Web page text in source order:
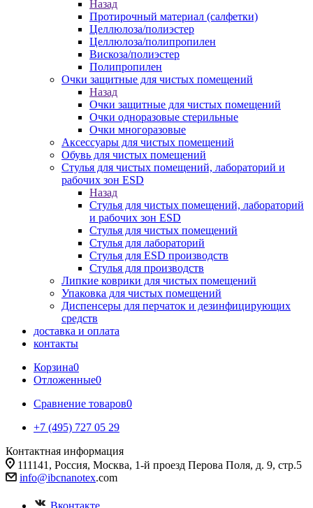
Назад
Протирочный материал (салфетки)
Целлюлоза/полиэстер
Целлюлоза/полипропилен
Вискоза/полиэстер
Полипропилен
Очки защитные для чистых помещений
Назад
Очки защитные для чистых помещений
Очки одноразовые стерильные
Очки многоразовые
Аксессуары для чистых помещений
Обувь для чистых помещений
Стулья для чистых помещений, лабораторий и
рабочих зон ESD
Назад
Стулья для чистых помещений, лабораторий
и рабочих зон ESD
Стулья для чистых помещений
Стулья для лабораторий
Стулья для ESD производств
Стулья для производств
Липкие коврики для чистых помещений
Упаковка для чистых помещений
Диспенсеры для перчаток и дезинфицирующих
средств
доставка и оплата
контакты
Корзина0
Отложенные0
Сравнение товаров0
+7 (495) 727 05 29
Контактная информация
111141, Россия, Москва, 1-й проезд Перова Поля, д. 9, стр.5
info@ibcnanotex.com
Вконтакте